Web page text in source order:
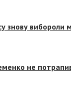
знову вибороли
не